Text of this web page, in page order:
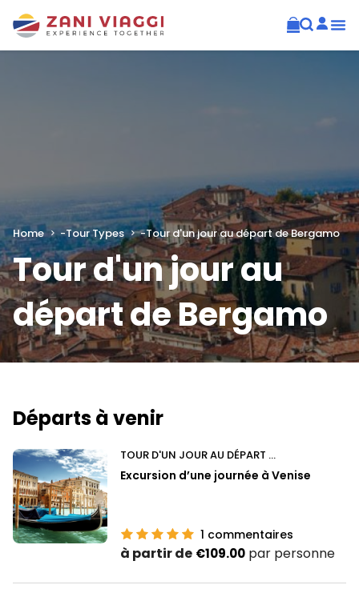
Home -Tour Types -Tour d'un jour au départ de Bergamo
Tour d'un jour au
départ de Bergamo
Départs à venir
TOUR D'UN JOUR AU DÉPART DE BERGAMO
Excursion d’une journée à Venise
1 commentaires
à partir de €109.00 par personne